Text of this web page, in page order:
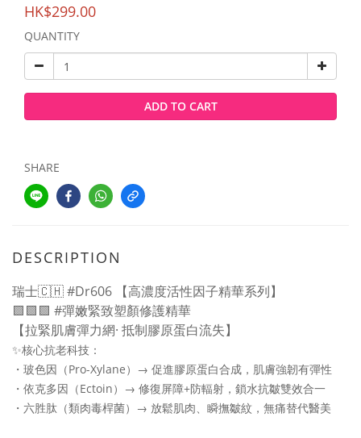
HK$299.00
QUANTITY
ADD TO CART
SHARE
DESCRIPTION
瑞士🇨🇭 #Dr606 【高濃度活性因子精華系列】
🟪🟪🟪 #彈嫩緊致塑顏修護精華
【拉緊肌膚彈力網· 抵制膠原蛋白流失】
✨核心抗老科技：
・玻色因（Pro-Xylane）→ 促進膠原蛋白合成，肌膚強韌有彈性
・依克多因（Ectoin）→ 修復屏障+防輻射，鎖水抗皺雙效合一
・六胜肽（類肉毒桿菌）→ 放鬆肌肉、瞬撫皺紋，無痛替代醫美